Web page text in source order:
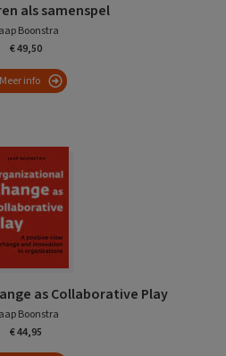
als samenspel
Boonstra
€ 49,50
Meer info
as Collaborative Play
Boonstra
€ 44,95